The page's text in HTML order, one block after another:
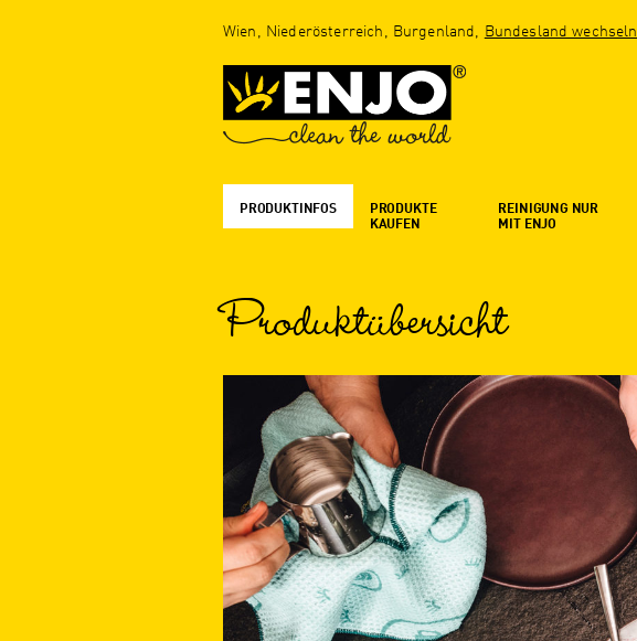
Wien, Niederösterreich, Burgenland, Bundesland wechseln
PRODUKTINFOS
PRODUKTE
KAUFEN
REINIGUNG NUR
MIT ENJO
Produktübersicht